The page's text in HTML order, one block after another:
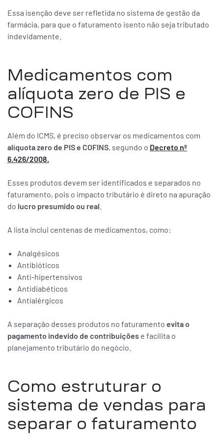
Essa isenção deve ser refletida no sistema de gestão da
farmácia, para que o faturamento isento não seja tributado
indevidamente.
Medicamentos com
alíquota zero de PIS e
COFINS
Além do ICMS, é preciso observar os medicamentos com
alíquota zero de PIS e COFINS, segundo o Decreto nº
6.426/2008.
Esses produtos devem ser identificados e separados no
faturamento, pois o impacto tributário é direto na apuração
do lucro presumido ou real
A lista inclui centenas de medicamentos, como:
Analgésicos
Antibióticos
Anti-hipertensivos
Antidiabéticos
Antialérgicos
A separação desses produtos no faturamento evita o
pagamento indevido de contribuições e facilita o
planejamento tributário do negócio.
Como estruturar o
sistema de vendas para
separar o faturamento